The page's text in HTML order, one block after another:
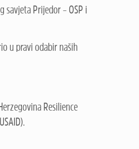
savjeta Prijedor – OSP i
u pravi odabir naših
Resilience